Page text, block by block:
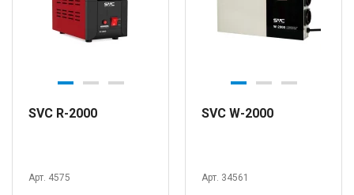
SVC R-2000
Арт. 4575
SVC W-2000
Арт. 34561